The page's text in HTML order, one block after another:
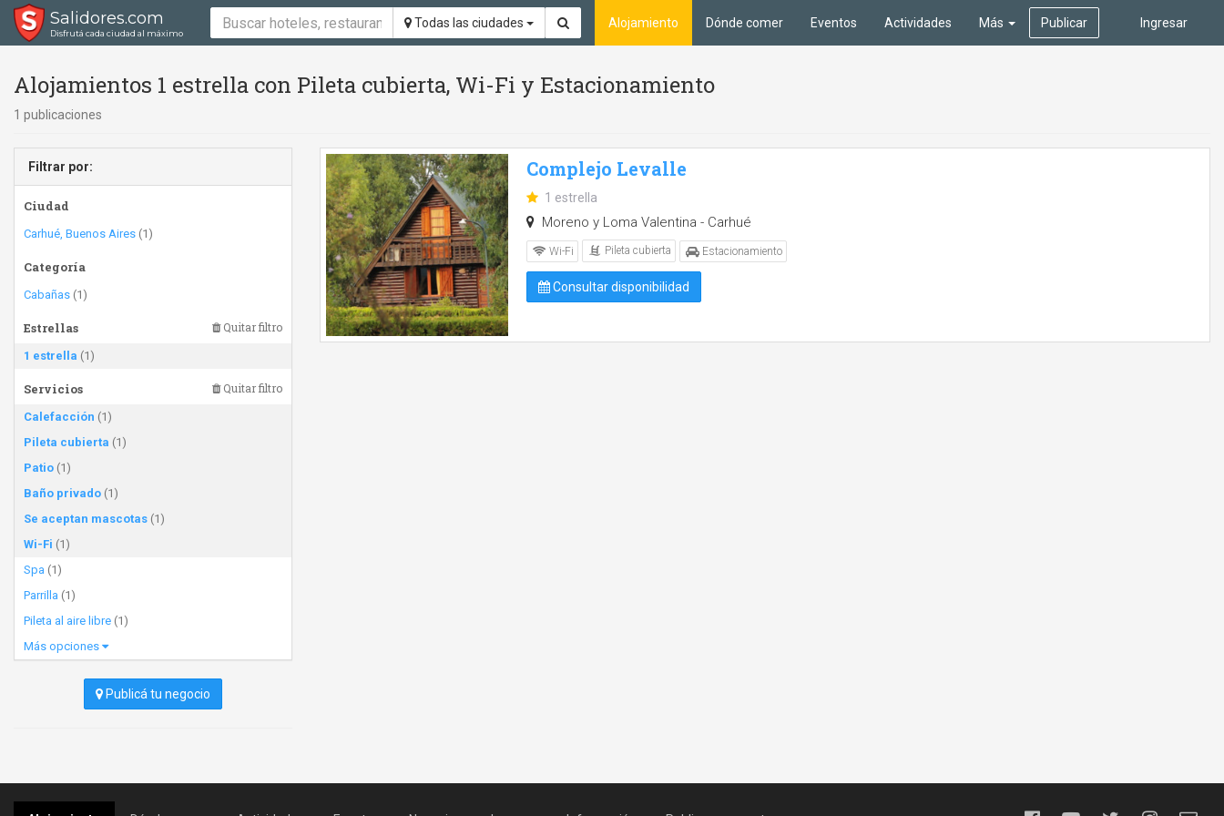
Salidores.com
Disfrutá cada ciudad al máximo
Todas las ciudades Ingresar
Alojamiento Dónde comer Eventos Actividades Más Publicar
Alojamientos 1 estrella con Pileta cubierta, Wi-Fi y Estacionamiento
1 publicaciones
Filtrar por:
Ciudad
Carhué, Buenos Aires (1)
Categoría
Cabañas (1)
Estrellas Quitar filtro
1 estrella (1)
Servicios Quitar filtro
Calefacción (1)
Pileta cubierta (1)
Patio (1)
Baño privado (1)
Se aceptan mascotas (1)
Wi-Fi (1)
Spa (1)
Parrilla (1)
Pileta al aire libre (1)
Más opciones
Publicá tu negocio
Complejo Levalle
1 estrella
Moreno y Loma Valentina - Carhué
Wi-Fi Pileta cubierta Estacionamiento
Consultar disponibilidad